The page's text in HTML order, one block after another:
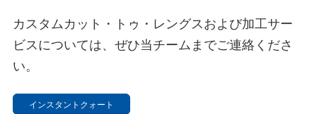
カスタムカット・トゥ・レングスおよび加工サー
ビスについては、ぜひ当チームまでご連絡くださ
い。
インスタントクォート